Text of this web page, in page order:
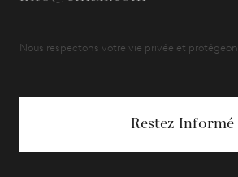
Nous respectons votre vie privée et
Restez Informé